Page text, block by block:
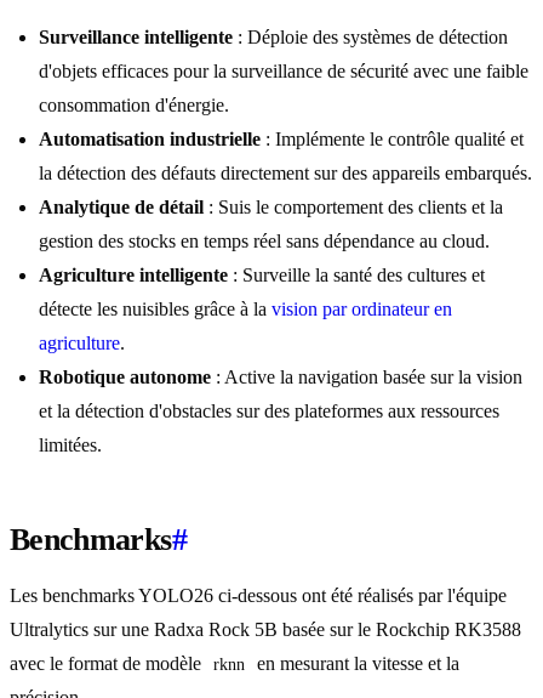
Surveillance intelligente : Déploie des systèmes de détection
d'objets efficaces pour la surveillance de sécurité avec une faible
consommation d'énergie.
Automatisation industrielle : Implémente le contrôle qualité et
la détection des défauts directement sur des appareils embarqués.
Analytique de détail : Suis le comportement des clients et la
gestion des stocks en temps réel sans dépendance au cloud.
Agriculture intelligente : Surveille la santé des cultures et
détecte les nuisibles grâce à la vision par ordinateur en
agriculture.
Robotique autonome : Active la navigation basée sur la vision
et la détection d'obstacles sur des plateformes aux ressources
limitées.
Benchmarks#
Les benchmarks YOLO26 ci-dessous ont été réalisés par l'équipe
Ultralytics sur une Radxa Rock 5B basée sur le Rockchip RK3588
avec le format de modèle
rknn
en mesurant la vitesse et la